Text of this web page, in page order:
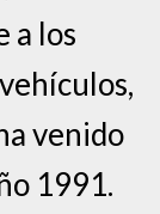
a los
venido
1991.